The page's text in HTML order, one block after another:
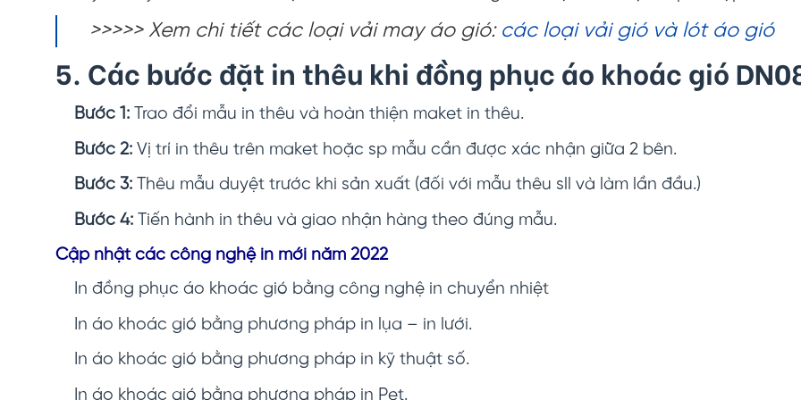
>>>>> Xem chi tiết các loại vải may áo gió: các loại vải gió và lót áo gió
5. Các bước đặt in thêu khi đồng phục áo khoác gió
Bước 1:Trao đổi mẫu in thêu và hoàn thiện maket in thêu.
Bước 2:Vị trí in thêu trên maket hoặc sp mẫu cần được xác nhận giữa 2 bên.
Bước 3:Thêu mẫu duyệt trước khi sản xuất (đối với mẫu thêu sll và làm lần đầu.)
Bước 4:Tiến hành in thêu và giao nhận hàng theo đúng mẫu.
Cập nhật các công nghệ in mới năm 2022
In đồng phục áo khoác gió bằng công nghệ in chuyển nhiệt
In áo khoác gió bằng phương pháp in lụa – in lưới.
In áo khoác gió bằng phương pháp in kỹ thuật số.
In áo khoác gió bằng phương pháp in Pet.